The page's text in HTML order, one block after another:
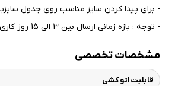
- برای پیدا کردن سایز مناسب روی جدول
- توجه : بازه زمانی ارسال بین 3 الی 15 روز کاری می باشد.
مشخصات تخصصی
قابلیت اتو کشی